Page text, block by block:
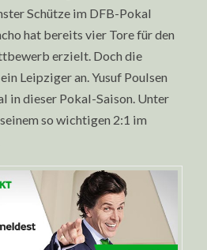
Schütze im DFB-Pokal
hat bereits vier Tore für den
erzielt. Doch die
Leipziger an. Yusuf Poulsen
in dieser Pokal-Saison. Unter
so wichtigen 2:1 im